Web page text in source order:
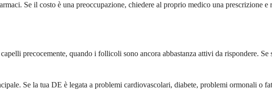
Se il costo è una preoccupazione, chiedere al proprio medico una prescrizione
precocemente, quando i follicoli sono ancora abbastanza attivi da rispondere.
Se la tua DE è legata a problemi cardiovascolari, diabete, problemi ormonali o